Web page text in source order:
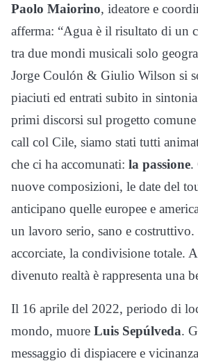
Paolo Maiorino, ideatore e
afferma: “Agua è il risultato di un
tra due mondi musicali solo
Jorge Coulón & Giulio Wilson si
piaciuti ed entrati subito in
primi discorsi sul progetto
call col Cile, siamo stati tutti
che ci ha accomunati: la passione.
nuove composizioni, le date del
anticipano quelle europee e
un lavoro serio, sano e costruttivo.
accorciate, la condivisione totale.
divenuto realtà è rappresenta una
Il 16 aprile del 2022, periodo di
mondo, muore Luis Sepúlveda.
messaggio di dispiacere e